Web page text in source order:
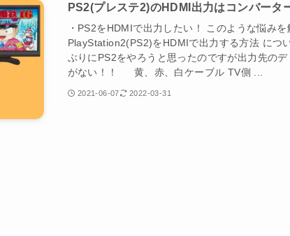
PS2(プレステ2)のHDMI出力はコンバータ
・PS2をHDMIで出力したい！ このような悩みを
PlayStation2(PS2)をHDMIで出力する方法 につ
ぶりにPS2をやろうと思ったのですが出力先の
がない！！ 黄、赤、白ケーブル TV側 ...
2021-06-07 2022-03-31